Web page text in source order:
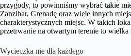
przygody, to powinniśmy wybrać takie
Zanzibar, Grenadę oraz wiele innych
charakterystycznych miejsc. W takich
przetrwanie na otwartym terenie to wielka
Wycieczka nie dla każdego